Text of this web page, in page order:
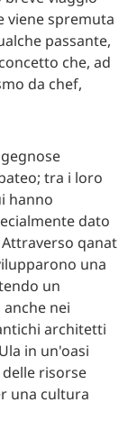
viene spremuta
passante,
che, ad
da chef,
tra i loro
hanno
dato
qanat
una
un
nei
architetti
in un'oasi
risorse
una cultura